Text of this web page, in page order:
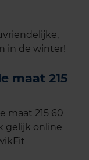
in de winter!
maat 215
maat 215 60
gelijk online